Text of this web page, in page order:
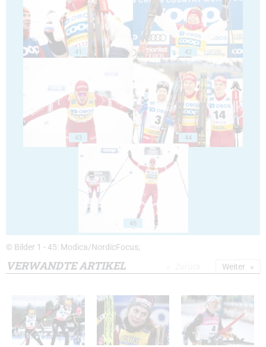
41 42
43 44
45
© Bilder 1 - 45: Modica/NordicFocus;
VERWANDTE ARTIKEL Weiter